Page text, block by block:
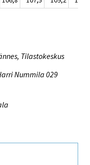
Tilastokeskus
Nummila 029